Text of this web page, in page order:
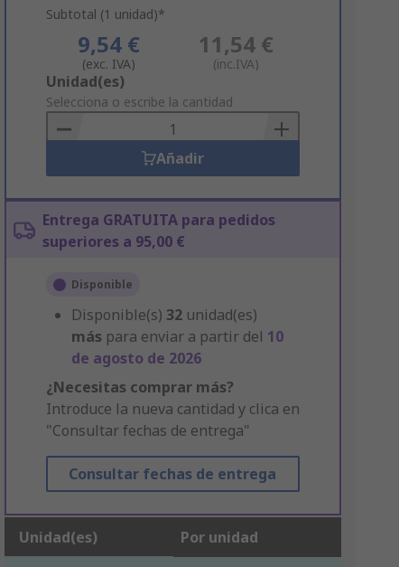
Subtotal (1 unidad)*
9,54 €
(exc. IVA)
11,54 €
(inc.IVA)
Add
to
Basket
Unidad(es)
Selecciona o escribe la cantidad
Añadir
Entrega GRATUITA para pedidos
superiores a 95,00 €
Disponible
Disponible(s) 32 unidad(es)
más para enviar a partir del 10
de agosto de 2026
¿Necesitas comprar más?
Introduce la nueva cantidad y clica en
"Consultar fechas de entrega"
Consultar fechas de entrega
Unidad(es) Por unidad